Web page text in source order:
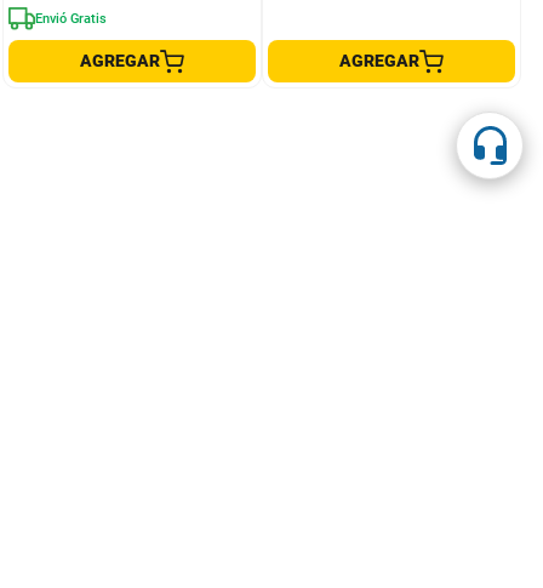
Envió Gratis
AGREGAR AGREGAR